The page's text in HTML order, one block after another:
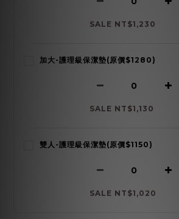
SALE NT$1,230
加大-護理級保潔墊(原價$1280)
SALE NT$1,130
雙人-護理級保潔墊(原價$1150)
SALE NT$1,020